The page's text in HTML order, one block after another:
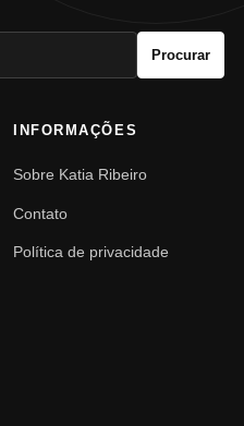
Procurar
INFORMAÇÕES
Sobre Katia Ribeiro
Contato
Política de privacidade